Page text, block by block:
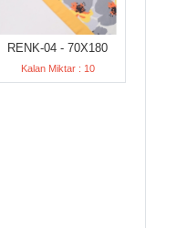
RENK-04 - 70X180
Kalan Miktar : 10